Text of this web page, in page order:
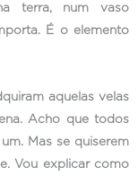
terra, num vaso
É o elemento
aquelas velas
Acho que todos
Mas se quiserem
Vou explicar como